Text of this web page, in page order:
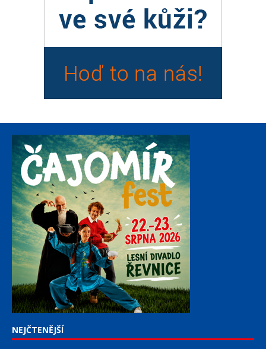
NEJČTENĚJŠÍ